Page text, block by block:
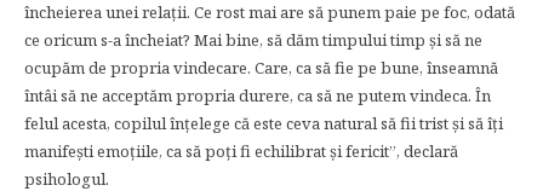
încheierea unei relații. Ce rost mai are să punem paie pe foc, odată
ce oricum s-a încheiat? Mai bine, să dăm timpului timp și să ne
ocupăm de propria vindecare. Care, ca să fie pe bune, înseamnă
întâi să ne acceptăm propria durere, ca să ne putem vindeca. În
felul acesta, copilul înțelege că este ceva natural să fii trist și să îți
manifești emoțiile, ca să poți fi echilibrat și fericit”, declară
psihologul.